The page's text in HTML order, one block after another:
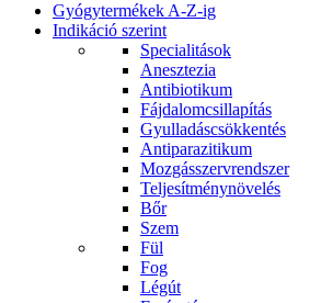
Gyógytermékek A-Z-ig
Indikáció szerint
Specialitások
Anesztezia
Antibiotikum
Fájdalomcsillapítás
Gyulladáscsökkentés
Antiparazitikum
Mozgásszervrendszer
Teljesítménynövelés
Bőr
Szem
Fül
Fog
Légút